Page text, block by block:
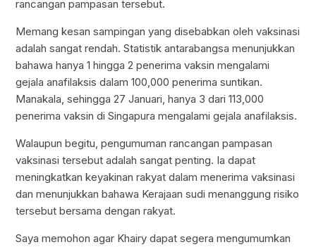
rancangan pampasan tersebut.
Memang kesan sampingan yang disebabkan oleh vaksinasi
adalah sangat rendah. Statistik antarabangsa menunjukkan
bahawa hanya 1 hingga 2 penerima vaksin mengalami
gejala anafilaksis dalam 100,000 penerima suntikan.
Manakala, sehingga 27 Januari, hanya 3 dari 113,000
penerima vaksin di Singapura mengalami gejala anafilaksis.
Walaupun begitu, pengumuman rancangan pampasan
vaksinasi tersebut adalah sangat penting. Ia dapat
meningkatkan keyakinan rakyat dalam menerima vaksinasi
dan menunjukkan bahawa Kerajaan sudi menanggung risiko
tersebut bersama dengan rakyat.
Saya memohon agar Khairy dapat segera mengumumkan